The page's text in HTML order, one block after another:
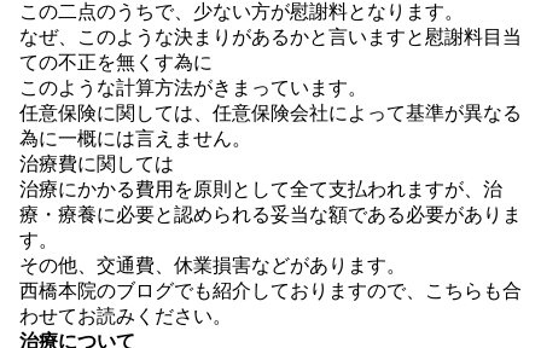
この二点のうちで、少ない方が慰謝料となります。
なぜ、このような決まりがあるかと言いますと慰謝料目当
ての不正を無くす為に
このような計算方法がきまっています。
任意保険に関しては、任意保険会社によって基準が異なる
為に一概には言えません。
治療費に関しては
治療にかかる費用を原則として全て支払われますが、治
療・療養に必要と認められる妥当な額である必要がありま
す。
その他、交通費、休業損害などがあります。
西橋本院のブログでも紹介しておりますので、こちらも合
わせてお読みください。
治療について